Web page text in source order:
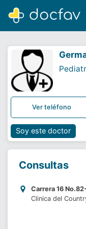
Ver teléfono
Soy este doctor
Consultas
Carrera 16
Clinica del